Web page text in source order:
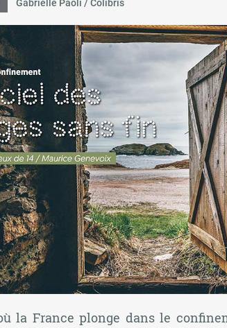
Gabrielle Paoli / Colibris
la France plonge dans le